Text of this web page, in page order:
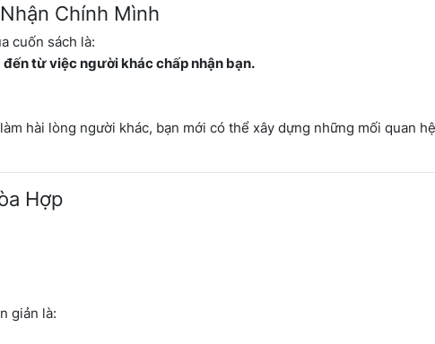
Chính Mình
cuốn sách là:
từ việc người khác chấp nhận bạn.
hài lòng người khác, bạn mới có thể xây dựng những mối quan
Hợp
giản là: